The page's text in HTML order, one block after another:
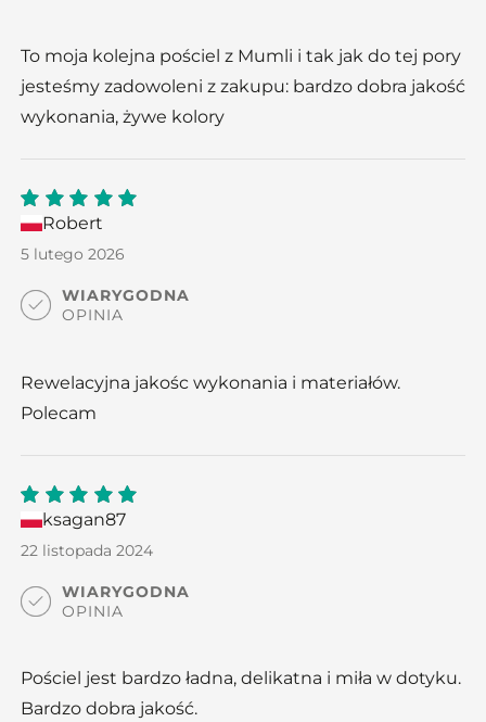
To moja kolejna pościel z Mumli i tak jak do tej pory
jesteśmy zadowoleni z zakupu: bardzo dobra jakość
wykonania, żywe kolory
5out
of 5
Robert
5 lutego 2026
WIARYGODNA
OPINIA
Rewelacyjna jakośc wykonania i materiałów.
Polecam
5out
of 5
ksagan87
22 listopada 2024
WIARYGODNA
OPINIA
Pościel jest bardzo ładna, delikatna i miła w dotyku.
Bardzo dobra jakość.